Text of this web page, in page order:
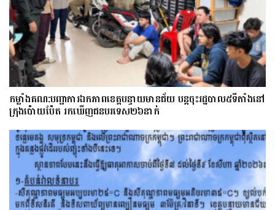
កម្លាំងគណ:បញ្ជាការឯកភាពខេត្តបន្ទាយមានជ័យ បន្តចុះរដ្ឋបាល៥ទីតាំងនៅ
ក្រុងប៉ោយប៉ែត រកឃើញជនបរទេស២៦នាក់